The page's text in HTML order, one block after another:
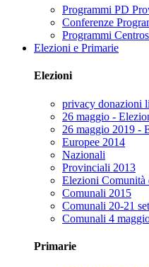
Programmi PD
Conferenze
Programmi
Elezioni e Primarie
Elezioni
privacy donazioni
26 maggio -
26 maggio 2019 -
Europee 2014
Nazionali
Provinciali 2013
Elezioni Comunità
Comunali 2015
Comunali 20-21
Comunali 4
Primarie